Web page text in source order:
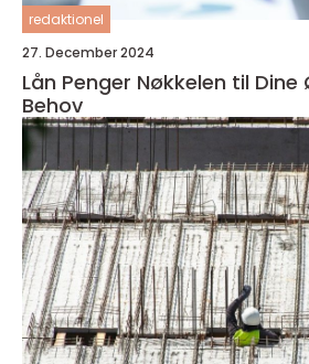
redaktionel
27. December 2024
Lån Penger Nøkkelen til Dine Økonomiske
Behov